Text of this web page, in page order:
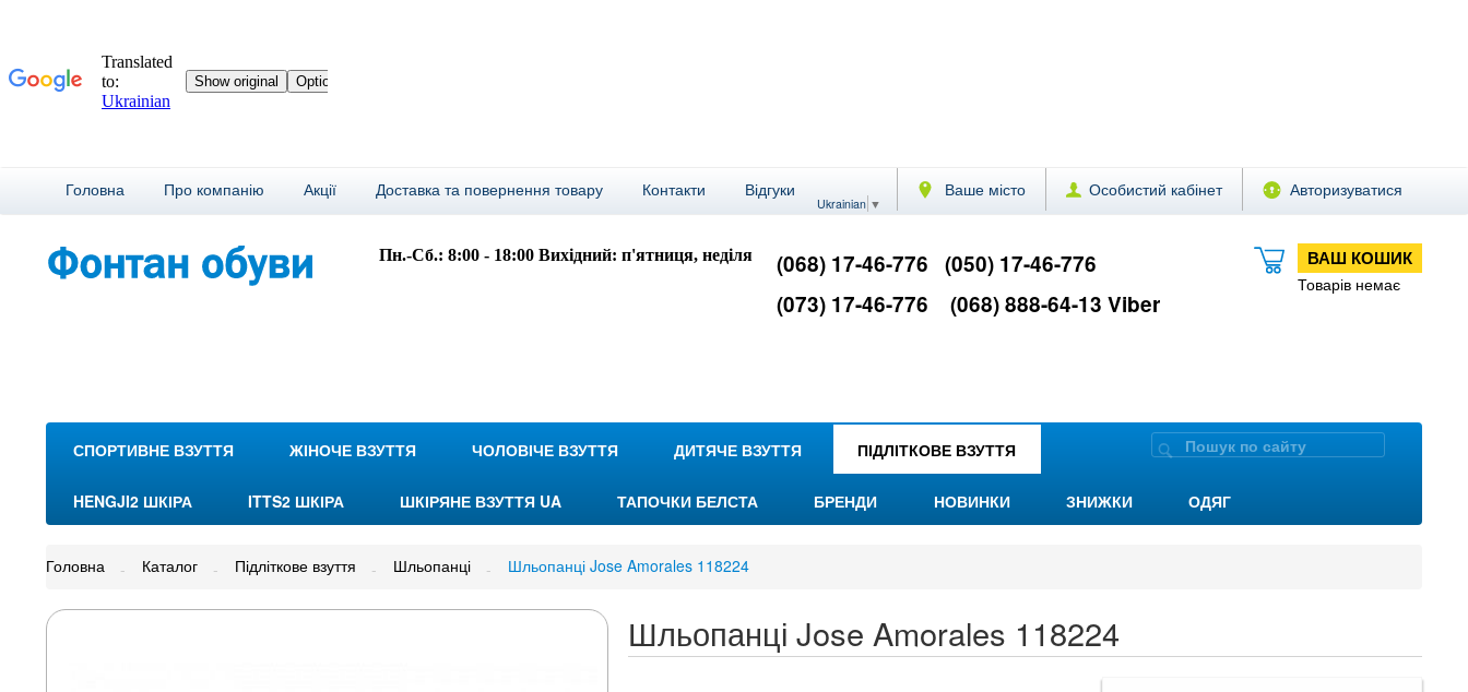
Ваше місто Особистий кабінет Авторизуватися
Головна Про компанію Акції Доставка та повернення товару Контакти Відгуки
Ukrainian ▼
ВАШ КОШИК
Товарів немає
Пн.-Сб.: 8:00 - 18:00 Вихідний: п'ятниця, неділя (068) 17-46-776 (050) 17-46-776
(073) 17-46-776
(068) 888-64-13 Viber
СПОРТИВНЕ ВЗУТТЯ ЖІНОЧЕ ВЗУТТЯ ЧОЛОВІЧЕ ВЗУТТЯ ДИТЯЧЕ ВЗУТТЯ ПІДЛІТКОВЕ ВЗУТТЯ
HENGJI2 ШКІРА ITTS2 ШКІРА ШКІРЯНЕ ВЗУТТЯ UA ТАПОЧКИ БЕЛСТА БРЕНДИ НОВИНКИ ЗНИЖКИ ОДЯГ
Головна Каталог Підліткове взуття Шльопанці Шльопанці Jose Amorales 118224
Шльопанці Jose Amorales 118224